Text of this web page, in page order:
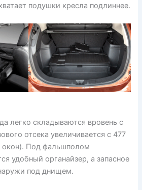
подушки кресла подлиннее.
легко складываются вровень с
отсека увеличивается с 477
Под фальшполом
удобный органайзер, а запасное
под днищем.